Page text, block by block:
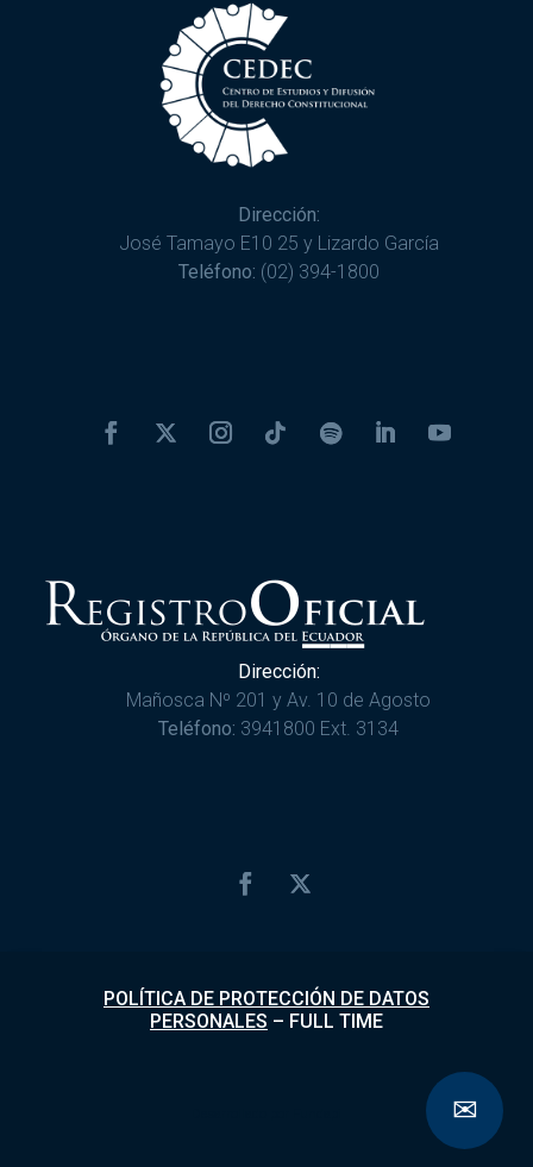
Dirección:
José Tamayo E10 25 y Lizardo García
Teléfono: (02) 394-1800
Dirección:
Mañosca Nº 201 y Av. 10 de Agosto
Teléfono: 3941800 Ext. 3134
POLÍTICA DE PROTECCIÓN DE DATOS
PERSONALES – FULL TIME
✉